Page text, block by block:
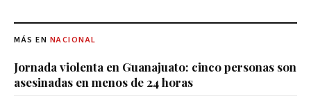
MÁS EN NACIONAL
Jornada violenta en Guanajuato: cinco personas son
asesinadas en menos de 24 horas